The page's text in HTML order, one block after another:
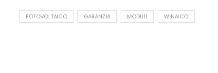
FOTOVOLTAICO GARANZIA MODULI WINAICO